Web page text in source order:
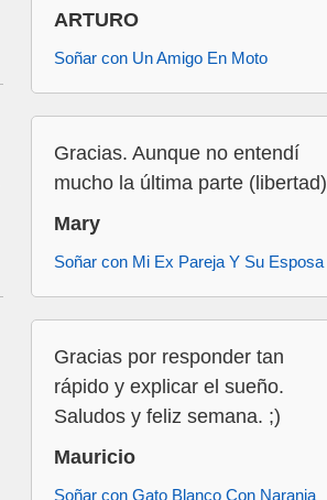
ARTURO
Soñar con Un Amigo En Moto
Gracias. Aunque no entendí
mucho la última parte (libertad)
Mary
Soñar con Mi Ex Pareja Y Su Esposa
Gracias por responder tan
rápido y explicar el sueño.
Saludos y feliz semana. ;)
Mauricio
Soñar con Gato Blanco Con Naranja